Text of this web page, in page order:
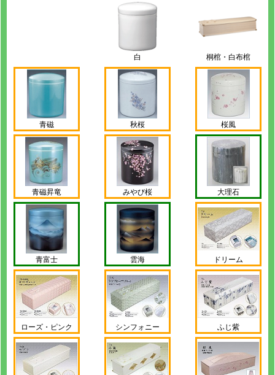
白 桐棺・白布棺
青磁 秋桜 桜風
青磁昇竜 みやび桜 大理石
青富士 雲海 ドリーム
ローズ・ピンク シンフォニー ふじ紫